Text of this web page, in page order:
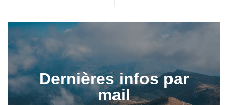
Dernières infos par
mail